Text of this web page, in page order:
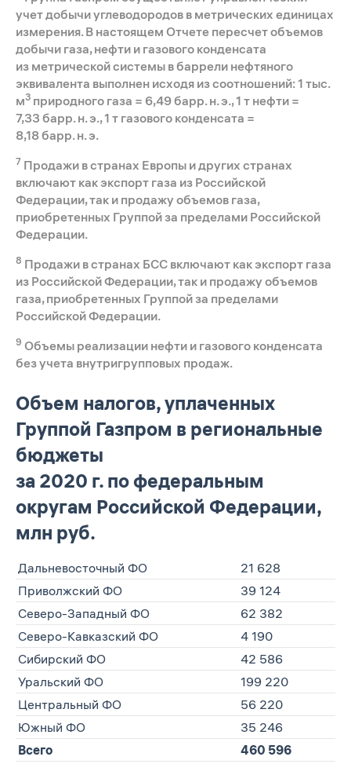
учет добычи углеводородов в метрических единицах
измерения. В настоящем Отчете пересчет объемов
добычи газа, нефти и газового конденсата
из метрической системы в баррели нефтяного
эквивалента выполнен исходя из соотношений: 1 тыс.
м3 природного газа = 6,49 барр. н. э., 1 т нефти =
7,33 барр. н. э., 1 т газового конденсата =
8,18 барр. н. э.
7 Продажи в странах Европы и других странах
включают как экспорт газа из Российской
Федерации, так и продажу объемов газа,
приобретенных Группой за пределами Российской
Федерации.
8 Продажи в странах БСС включают как экспорт газа
из Российской Федерации, так и продажу объемов
газа, приобретенных Группой за пределами
Российской Федерации.
9 Объемы реализации нефти и газового конденсата
без учета внутригрупповых продаж.
Объем налогов, уплаченных
Группой Газпром в региональные
бюджеты
за 2020 г. по федеральным
округам Российской Федерации,
млн руб.
Дальневосточный ФО
21 628
Приволжский ФО
39 124
Северо-Западный ФО
62 382
Северо-Кавказский ФО
4 190
Сибирский ФО
42 586
Уральский ФО
199 220
Центральный ФО
56 220
Южный ФО
35 246
Всего
460 596